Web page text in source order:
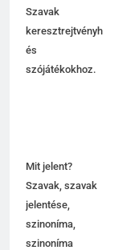
Szavak
keresztrejtvényhez
és
szójátékokhoz.
Mit jelent?
Szavak, szavak
jelentése,
szinoníma,
szinoníma